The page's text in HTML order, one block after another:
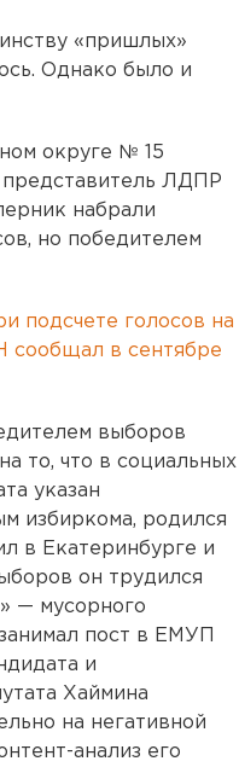
«пришлых»
Однако было и
округе № 15
ЛДПР
набрали
но победителем
подсчете голосов на
сообщал в сентябре
выборов
то, что в социальных
указан
избиркома, родился
в Екатеринбурге и
он трудился
— мусорного
пост в ЕМУП
и
Хаймина
на негативной
анализ его